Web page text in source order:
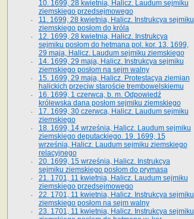
10. 1699, 28 kwietnia, Halicz. Laudum sejmiku
ziemskiego przedsejmowego
11. 1699, 28 kwietnia, Halicz. Instrukcya sejmiku
ziemskiego posłom do króla
12. 1699, 28 kwietnia, Halicz. Instrukcya
sejmiku posłom do hetmana pol. kor. 13. 1699,
29 maja, Halicz. Laudum sejmiku ziemskiego
14. 1699, 29 maja, Halicz. Instrukcya sejmiku
ziemskiego posłom na sejm walny
15. 1699, 29 maja, Halicz. Protestacya ziemian
halickich przeciw staroście trembowelskiemu
16. 1699, 1 czerwca, b. m. Odpowiedź
królewska dana posłom sejmiku ziemskiego
17. 1699, 30 czerwca, Halicz. Laudum sejmiku
ziemskiego
18. 1699, 14 września, Halicz. Laudum sejmiku
ziemskiego deputackiego. 19. 1699, 15
września, Halicz. Laudum sejmiku ziemskiego
relacyjnego
20. 1699, 15 września, Halicz. Instrukcya
sejmiku ziemskiego posłom do prymasa
21. 1701, 11 kwietnia, Halicz. Laudum sejmiku
ziemskiego przedsejmowego
22. 1701, 11 kwietnia, Halicz. Instrukcya sejmiku
ziemskiego posłom na sejm walny
23. 1701, 11 kwietnia, Halicz. Instrukcya sejmiku